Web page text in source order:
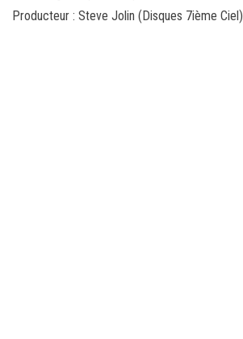
Producteur : Steve Jolin (Disques 7ième Ciel)